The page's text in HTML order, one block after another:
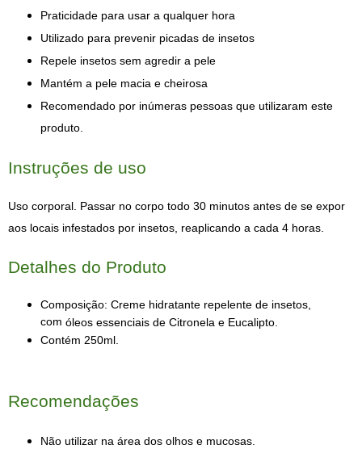
Praticidade para usar a qualquer hora
Utilizado para prevenir picadas de insetos
Repele insetos sem agredir a pele
Mantém a pele macia e cheirosa
Recomendado por inúmeras pessoas que utilizaram este
produto.
Instruções de uso
Uso corporal. Passar no corpo todo 30 minutos antes de se expor
aos locais infestados por insetos, reaplicando a cada 4 horas.
Detalhes do Produto
Composição: Creme hidratante repelente de insetos,
com óleos essenciais de Citronela e Eucalipto.
Contém 250ml.
Recomendações
Não utilizar na área dos olhos e mucosas.